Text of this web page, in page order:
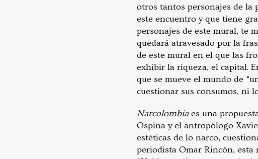
otros tantos personajes de la
este encuentro y que tiene
personajes de este mural, te
quedará atravesado por la
de este mural en el que las
exhibir la riqueza, el capital.
que se mueve el mundo de
cuestionar sus consumos, ni
Narcolombia es una
Ospina y el antropólogo
estéticas de lo narco,
periodista Omar Rincón, esta